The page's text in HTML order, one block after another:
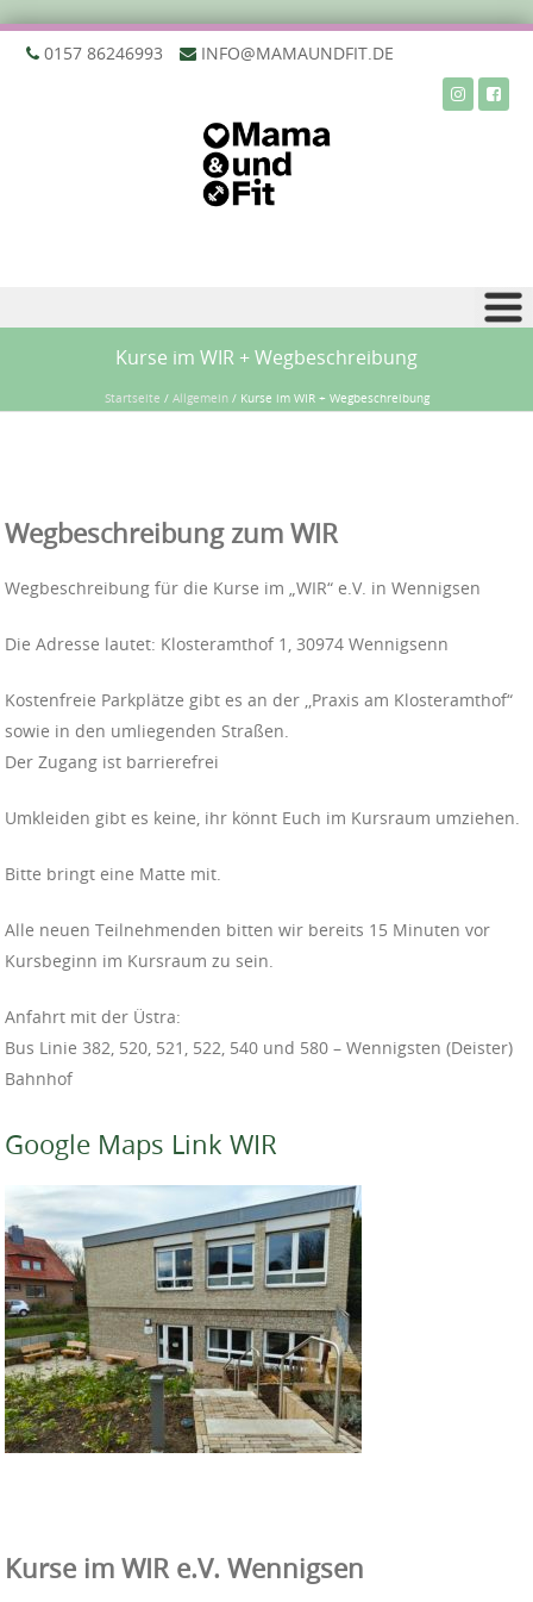
‭0157 86246993‬ INFO@MAMAUNDFIT.DE
Kurse im WIR + Wegbeschreibung
Startseite /Allgemein / Kurse im WIR + Wegbeschreibung
Wegbeschreibung zum WIR
Wegbeschreibung für die Kurse im „WIR“ e.V. in Wennigsen
Die Adresse lautet: Klosteramthof 1, 30974 Wennigsenn
Kostenfreie Parkplätze gibt es an der ,,Praxis am Klosteramthof“
sowie in den umliegenden Straßen.
Der Zugang ist barrierefrei
Umkleiden gibt es keine, ihr könnt Euch im Kursraum umziehen.
Bitte bringt eine Matte mit.
Alle neuen Teilnehmenden bitten wir bereits 15 Minuten vor
Kursbeginn im Kursraum zu sein.
Anfahrt mit der Üstra:
Bus Linie 382, 520, 521, 522, 540 und 580 – Wennigsten (Deister)
Bahnhof
Google Maps Link WIR
Kurse im WIR e.V. Wennigsen